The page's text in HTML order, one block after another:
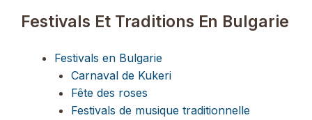
Festivals Et Traditions En Bulgarie
Festivals en Bulgarie
Carnaval de Kukeri
Fête des roses
Festivals de musique traditionnelle